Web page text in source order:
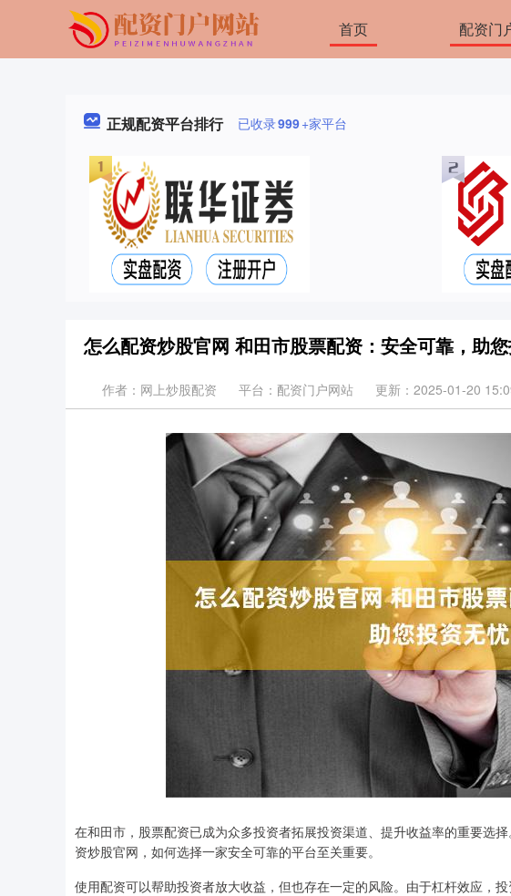
首页 配资门
正规配资平台排行 已收录999+家平台
怎么配资炒股官网 和田市股票配资：安全可靠，助
作者：网上炒股配资 平台：配资门户网站 更新：2025-01-20
在和田市，股票配资已成为众多投资者拓展投资渠道、提升收益率的重要选
资炒股官网，如何选择一家安全可靠的平台至关重要。
使用配资可以帮助投资者放大收益，但也存在一定的风险。由于杠杆效应，